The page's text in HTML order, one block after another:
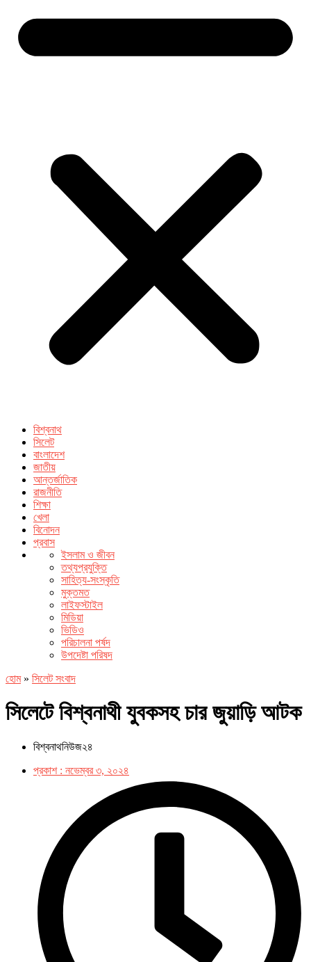
বিশ্বনাথ
সিলেট
বাংলাদেশ
জাতীয়
আন্তর্জাতিক
রাজনীতি
শিক্ষা
খেলা
বিনোদন
প্রবাস
ইসলাম ও জীবন
তথ্যপ্রযুক্তি
সাহিত্য-সংস্কৃতি
মুক্তমত
লাইফস্টাইল
মিডিয়া
ভিডিও
পরিচালনা পর্ষদ
উপদেষ্টা পরিষদ
হোম» সিলেট সংবাদ
সিলেটে বিশ্বনাথী যুবকসহ চার জুয়াড়ি আটক
বিশ্বনাথনিউজ২৪
প্রকাশ : নভেম্বর ৩, ২০২৪